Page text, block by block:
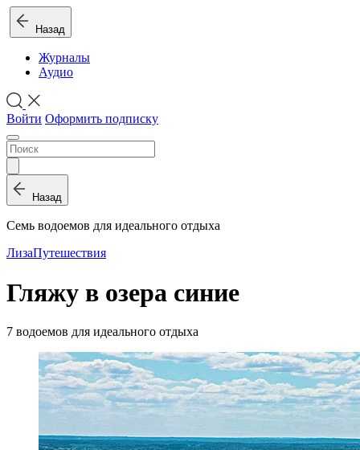
Назад
Журналы
Аудио
Войти Оформить подписку
Назад
Семь водоемов для идеального отдыха
ЛизаПутешествия
Гляжу в озера синие
7 водоемов для идеального отдыха